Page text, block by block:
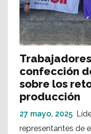
confección
sobre los
producción
27 mayo, 2025
representantes de